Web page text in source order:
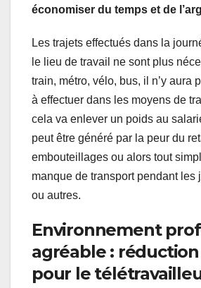
économiser du temps et de
Les trajets effectués dans la
le lieu de travail ne sont plus
train, métro, vélo, bus, il n’y aura
à effectuer dans les moyens de
cela va enlever un poids au
peut être généré par la peur du
embouteillages ou alors tout
manque de transport pendant les
ou autres.
Environnement
agréable :
pour le